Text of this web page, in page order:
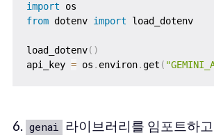
import
from dotenv import load_dotenv
load_dotenv( )
api_key = os . environ.get (
6. genai 라이브러리를 임포트하